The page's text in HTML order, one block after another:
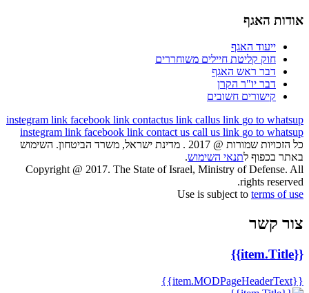
אודות האגף
ייעוד האגף
חוק קליטת חיילים משוחררים
דבר ראש האגף
דבר יו"ר הקרן
קישורים חשובים
instegram link facebook link contactus link callus link go to whatsup
instegram link facebook link contact us call us link go to whatsup
כל הזכויות שמורות @ 2017 . מדינת ישראל, משרד הביטחון. השימוש
באתר בכפוף לתנאי השימוש.
Copyright @ 2017. The State of Israel, Ministry of Defense. All
rights reserved.
Use is subject to terms of use
צור קשר
{{item.Title}}
{{item.MODPageHeaderText}}